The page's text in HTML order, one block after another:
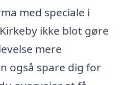
med speciale i
ikke blot gøre
mere
også spare dig for